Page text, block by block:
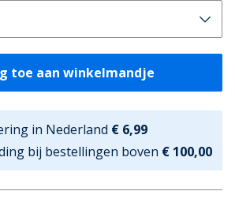
toe aan winkelmandje
in Nederland € 6,99
bij bestellingen boven € 100,00